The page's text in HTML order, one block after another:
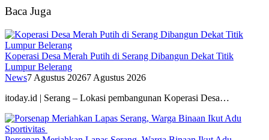
Baca Juga
Koperasi Desa Merah Putih di Serang Dibangun Dekat Titik
Lumpur Belerang
News7 Agustus 20267 Agustus 2026
itoday.id | Serang – Lokasi pembangunan Koperasi Desa…